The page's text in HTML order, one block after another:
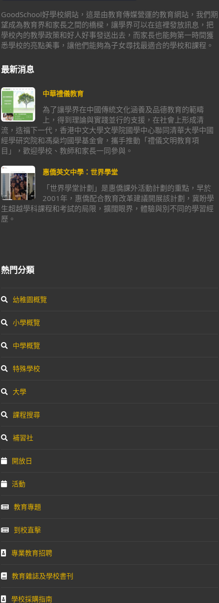
GoodSchool好學校網站，這是由教育傳媒營運的教育網站，我們期
望成為教育界和家長之間的橋樑，讓學界可以在這裡發放訊息，把
學校內的教學政策和好人好事發送出去，而家長也能夠第一時間獲
悉學校的亮點美事，讓他們能夠為子女尋找最適合的學校和課程。
最新消息
中華禮儀教育
為了讓學界在中國傳統文化涵養及品德教育的範疇
上，得到理論與實踐並行的支援，在社會上形成清
流，造福下一代，香港中文大學文學院國學中心聯同清華大學中國
經學研究院和馮燊均國學基金會，攜手推動「禮儀文明教育項
目」，歡迎學校、教師和家長一同參與。
惠僑英文中學：世界學堂
「世界學堂計劃」是惠僑課外活動計劃的重點，早於
2001年，惠僑配合教育改革建議開展該計劃，冀盼學
生超越學科課程和考試的局限，擴闊眼界，體驗與別不同的學習經
歷。
熱門分類
幼稚園概覽
小學概覽
中學概覽
特殊學校
大學
課程搜尋
補習社
開放日
活動
教育專題
到校直擊
專業教育招聘
教育雜誌及學校書刊
學校採購指南